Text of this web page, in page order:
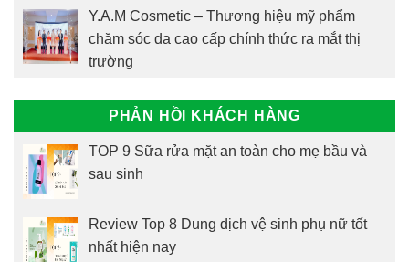
Y.A.M Cosmetic – Thương hiệu mỹ phẩm
chăm sóc da cao cấp chính thức ra mắt thị
trường
PHẢN HỒI KHÁCH HÀNG
TOP 9 Sữa rửa mặt an toàn cho mẹ bầu và
sau sinh
Review Top 8 Dung dịch vệ sinh phụ nữ tốt
nhất hiện nay